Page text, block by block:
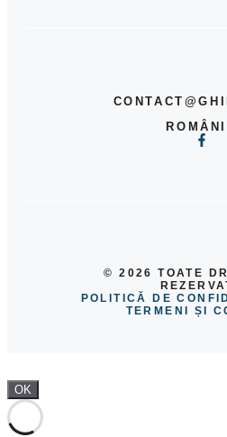
© 2026 TOATE
POLITICĂ DE
TERMENI ȘI
OK